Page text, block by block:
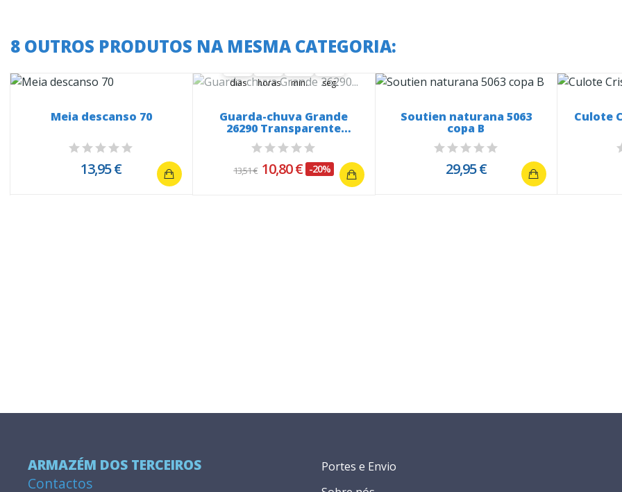
8 OUTROS PRODUTOS NA MESMA CATEGORIA:
Meia descanso 70
13,95 €
37
37
00
dias
04
04
00
horas
49
49
00
min.
21
21
22
seg.
Guarda-chuva Grande
26290 Transparente
Carrossel
13,51 € 10,80 € -20%
Soutien naturana 5063
copa B
29,95 €
Culote
ARMAZÉM DOS TERCEIROS
Contactos
Portes e Envio